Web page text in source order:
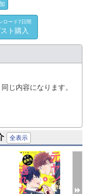
ロード7日間
ト購入
じ内容になります。
なのに！」
黒歴史があった。
！
全表示